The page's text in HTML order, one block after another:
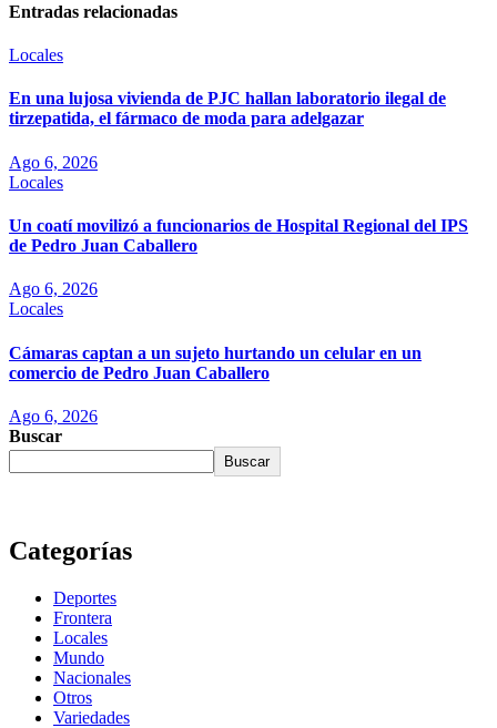
Entradas relacionadas
Locales
En una lujosa vivienda de PJC hallan laboratorio ilegal de
tirzepatida, el fármaco de moda para adelgazar
Ago 6, 2026
Locales
Un coatí movilizó a funcionarios de Hospital Regional del IPS
de Pedro Juan Caballero
Ago 6, 2026
Locales
Cámaras captan a un sujeto hurtando un celular en un
comercio de Pedro Juan Caballero
Ago 6, 2026
Buscar
Buscar
Categorías
Deportes
Frontera
Locales
Mundo
Nacionales
Otros
Variedades